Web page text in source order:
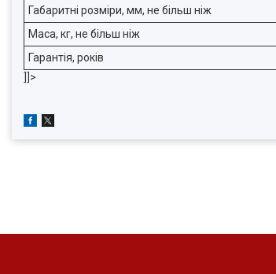
Габаритні розміри, мм, не більш ніж
Маса, кг, не більш ніж
Гарантія, років
]]>